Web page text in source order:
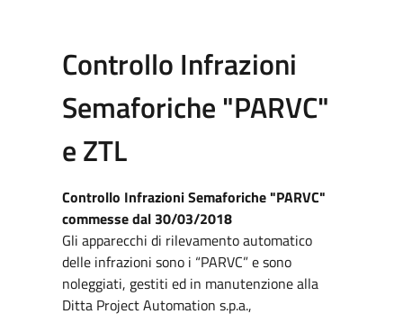
Controllo Infrazioni
Semaforiche "PARVC"
e ZTL
Controllo Infrazioni Semaforiche "PARVC"
commesse dal 30/03/2018
Gli apparecchi di rilevamento automatico
delle infrazioni sono i “PARVC” e sono
noleggiati, gestiti ed in manutenzione alla
Ditta Project Automation s.p.a.,